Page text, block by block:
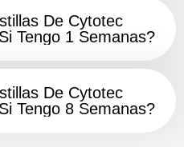
De Cytotec
Tengo 1 Semanas?
De Cytotec
Tengo 8 Semanas?